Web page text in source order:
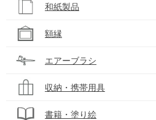
和紙製品
額縁
エアーブラシ
収納・携帯用具
書籍・塗り絵